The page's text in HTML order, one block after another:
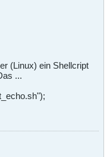
(Linux) ein Shellcript
...